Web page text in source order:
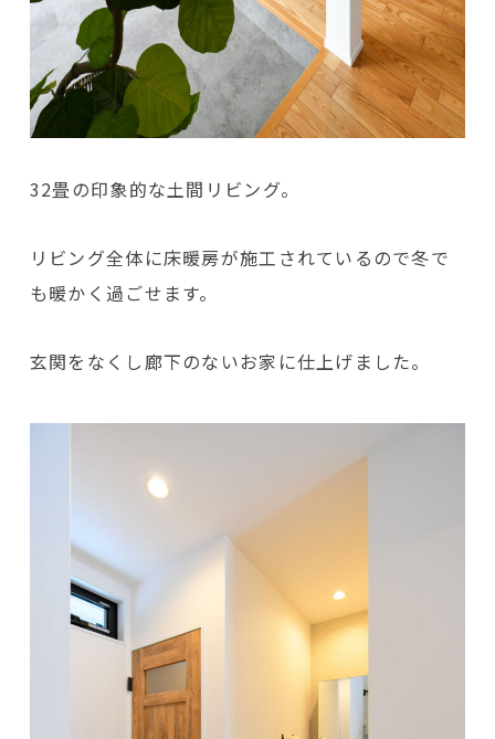
32畳の印象的な土間リビング。
リビング全体に床暖房が施工されているので冬で
も暖かく過ごせます。
玄関をなくし廊下のないお家に仕上げました。